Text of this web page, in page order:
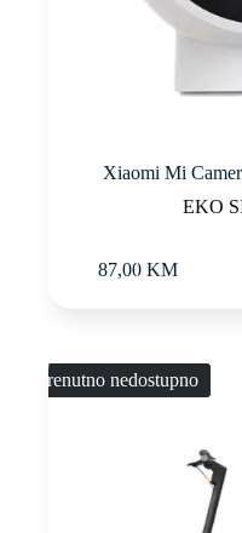
Xiaomi Mi
EKO
87,00 KM
Trenutno nedostupno